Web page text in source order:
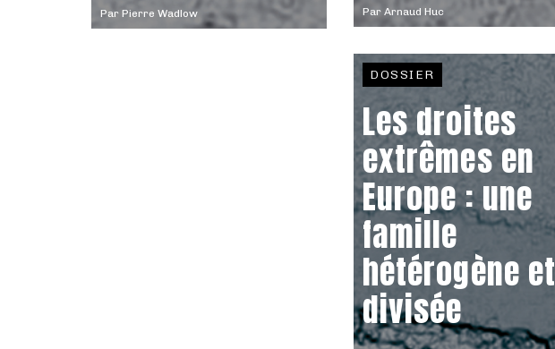
Par Pierre Wadlow Par Arnaud Huc
DOSSIER
Les droites
extrêmes en
Europe : une
famille
hétérogène et
divisée